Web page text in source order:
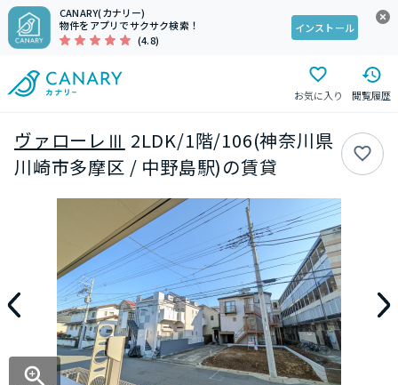
CANARY(カナリー)
物件をアプリでサクサク検索！
(4.8)
インストール
お気に入り 閲覧履歴
ヴァローレⅢ 2LDK/1階/106(神奈川県
川崎市多摩区 / 中野島駅)の賃貸